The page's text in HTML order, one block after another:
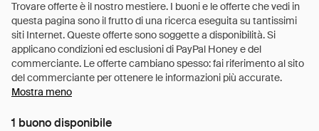
Mostra meno
1 buono disponibile